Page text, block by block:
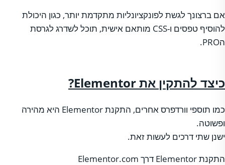
אם ברצונך לגשת לפונקציונליות מתקדמת יותר, כגון היכולת
להוסיף טפסים ו-CSS מותאם אישית, תוכל לשדרג לגרסת
הPRO.
כיצד להתקין אתElementor
?
כמו תוספי וורדפרס אחרים, התקנת Elementor היא מהירה
ופשוטה.
ישנן שתי דרכים לעשות זאת.
התקנת Elementor דרך Elementor.com